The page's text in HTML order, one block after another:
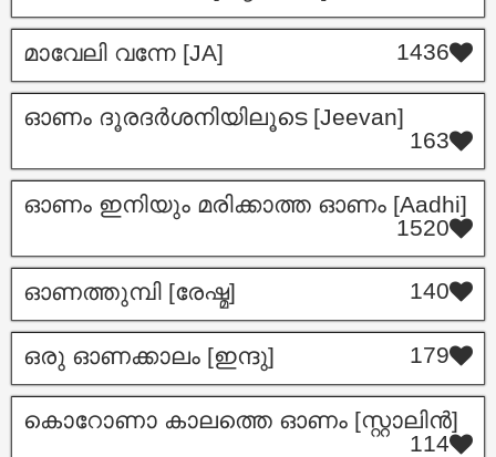
മാവേലി വന്നേ [JA] 1436
ഓണം ദൂരദർശനിയിലൂടെ [Jeevan]
163
ഓണം ഇനിയും മരിക്കാത്ത ഓണം [Aadhi]
1520
ഓണത്തുമ്പി [രേഷ്മ] 140
ഒരു ഓണക്കാലം [ഇന്ദു] 179
കൊറോണാ കാലത്തെ ഓണം [സ്റ്റാലിൻ]
114